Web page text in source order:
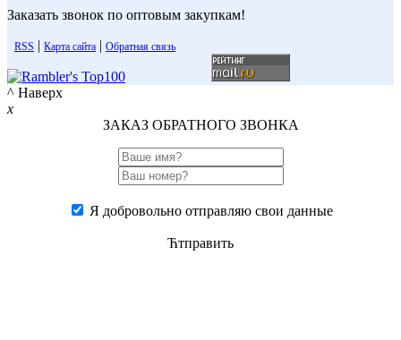
Заказать звонок по оптовым закупкам!
RSS | Карта сайта | Обратная связь
^ Наверх
x
ЗАКАЗ ОБРАТНОГО ЗВОНКА
Я добровольно отправляю свои данные
Ћтправить